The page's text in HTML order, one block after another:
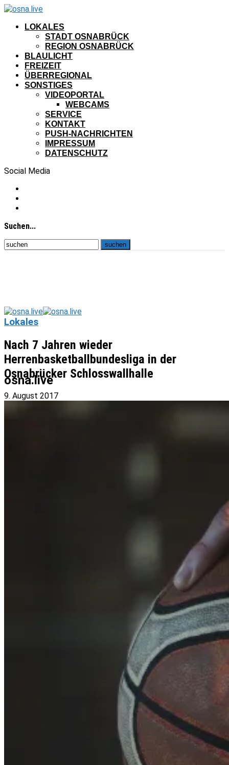
LOKALES
STADT OSNABRÜCK
REGION OSNABRÜCK
BLAULICHT
FREIZEIT
ÜBERREGIONAL
SONSTIGES
VIDEOPORTAL
WEBCAMS
SERVICE
KONTAKT
PUSH-NACHRICHTEN
IMPRESSUM
DATENSCHUTZ
Social Media
Suchen...
osna.live
Lokales
Nach 7 Jahren wieder
Herrenbasketballbundesliga in der
Osnabrücker Schlosswallhalle
9. August 2017